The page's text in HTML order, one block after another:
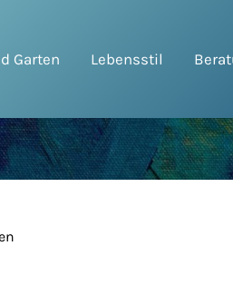
Garten Lebensstil